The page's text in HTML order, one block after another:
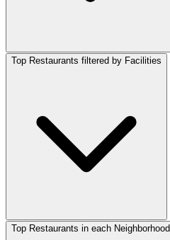
Top Restaurants filtered by Facilities
Top Restaurants in each Neighborhood